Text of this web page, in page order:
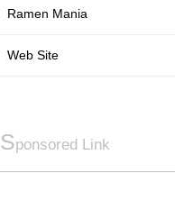
Ramen Mania
Web Site
Sponsored Link